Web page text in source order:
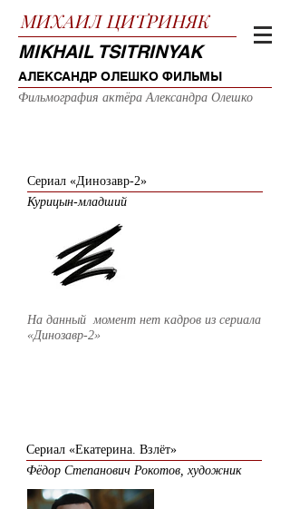
МИХАИЛ ЦИТРИНЯК
MIKHAIL TSITRINYAK
АЛЕКСАНДР ОЛЕШКО ФИЛЬМЫ
Фильмография актёра Александра Олешко
Сериал «Динозавр-2»
Курицын-младший
На данный момент нет кадров из сериала
«Динозавр-2»
Сериал «Екатерина. Взлёт»
Фёдор Степанович Рокотов, художник